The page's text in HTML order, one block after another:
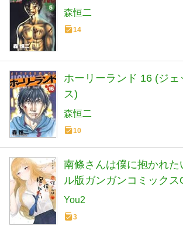
森恒二
14
ホーリーランド 16 (ジェ
ス)
森恒二
10
南條さんは僕に抱かれた
ル版ガンガンコミックス
You2
3